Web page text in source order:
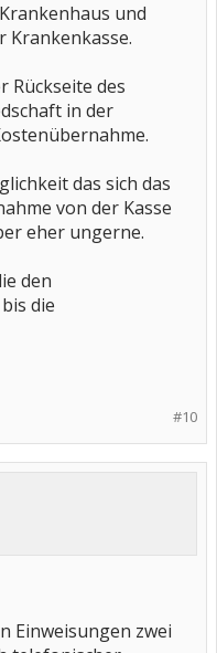
und
Krankenkasse.
Rückseite des
in der
das sich das
von der Kasse
eher ungerne.
den
die
#10
Einweisungen zwei